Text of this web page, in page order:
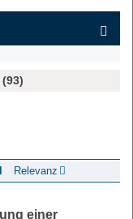
Relevanz
einer